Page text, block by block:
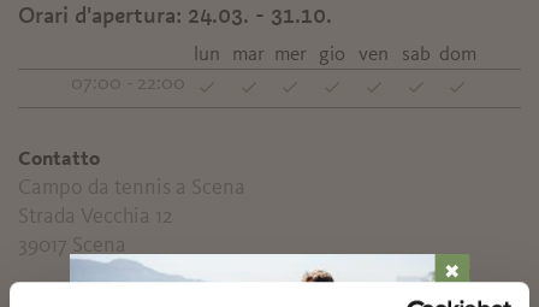
Orari d'apertura: 24.03. - 31.10.
lun mar mer gio ven sab dom
07:00 - 22:00
Contatto
Campo da tennis a Scena
Strada Vecchia 12
39017 Scena
✖